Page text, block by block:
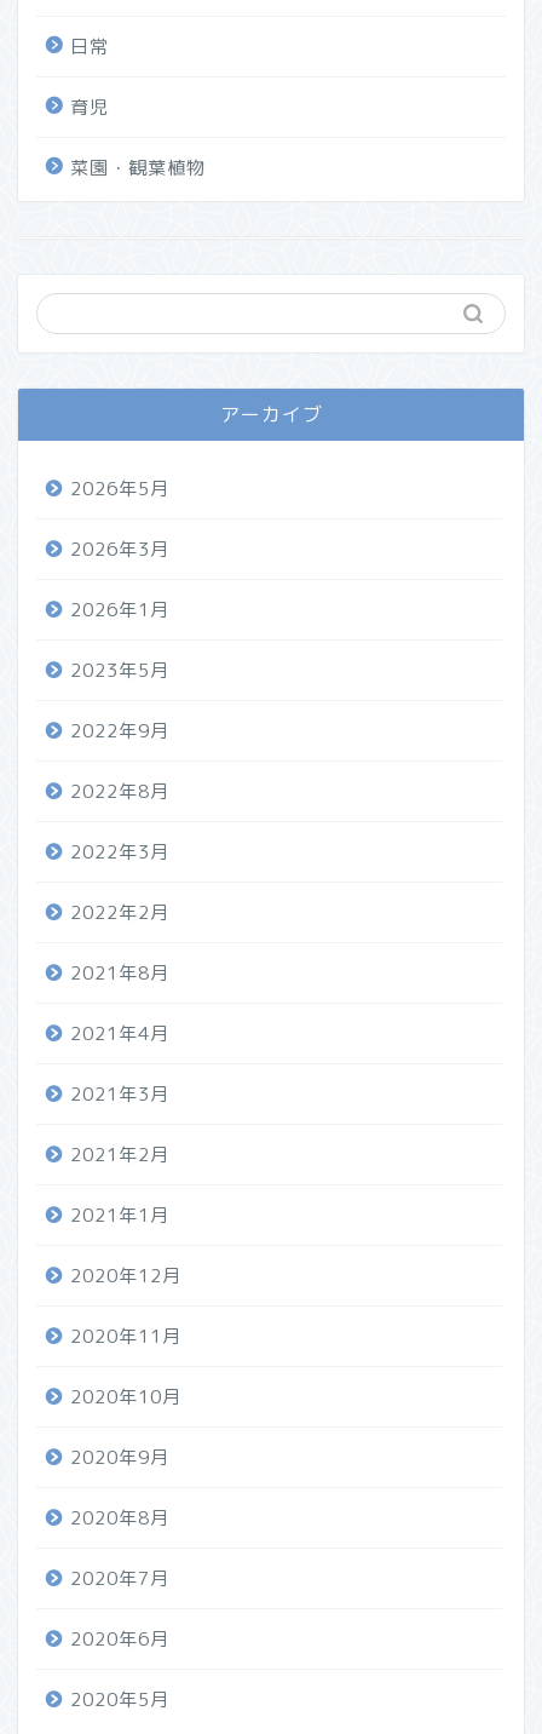
日常
育児
菜園・観葉植物
アーカイブ
2026年5月
2026年3月
2026年1月
2023年5月
2022年9月
2022年8月
2022年3月
2022年2月
2021年8月
2021年4月
2021年3月
2021年2月
2021年1月
2020年12月
2020年11月
2020年10月
2020年9月
2020年8月
2020年7月
2020年6月
2020年5月